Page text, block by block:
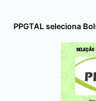
PPGTAL seleciona